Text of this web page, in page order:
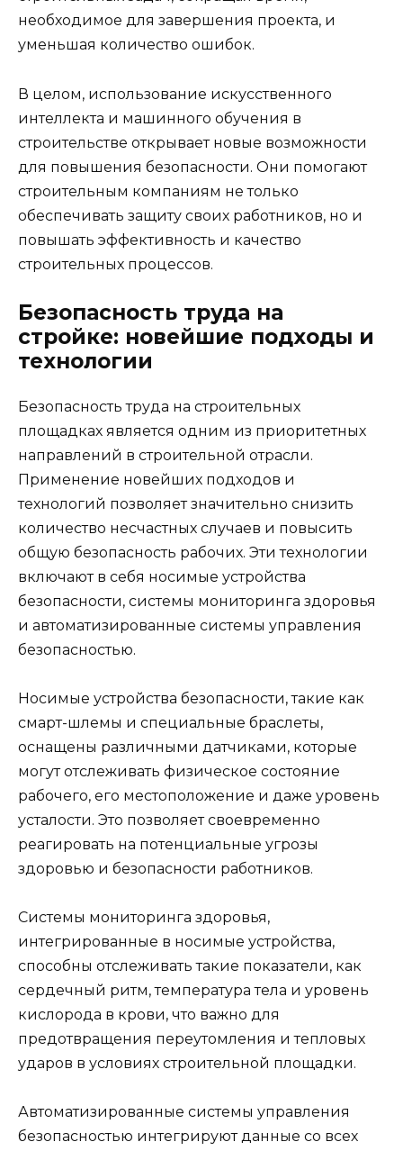
необходимое для завершения проекта, и
уменьшая количество ошибок.
В целом, использование искусственного
интеллекта и машинного обучения в
строительстве открывает новые возможности
для повышения безопасности. Они помогают
строительным компаниям не только
обеспечивать защиту своих работников, но и
повышать эффективность и качество
строительных процессов.
Безопасность труда на
стройке: новейшие подходы и
технологии
Безопасность труда на строительных
площадках является одним из приоритетных
направлений в строительной отрасли.
Применение новейших подходов и
технологий позволяет значительно снизить
количество несчастных случаев и повысить
общую безопасность рабочих. Эти технологии
включают в себя носимые устройства
безопасности, системы мониторинга здоровья
и автоматизированные системы управления
безопасностью.
Носимые устройства безопасности, такие как
смарт-шлемы и специальные браслеты,
оснащены различными датчиками, которые
могут отслеживать физическое состояние
рабочего, его местоположение и даже уровень
усталости. Это позволяет своевременно
реагировать на потенциальные угрозы
здоровью и безопасности работников.
Системы мониторинга здоровья,
интегрированные в носимые устройства,
способны отслеживать такие показатели, как
сердечный ритм, температура тела и уровень
кислорода в крови, что важно для
предотвращения переутомления и тепловых
ударов в условиях строительной площадки.
Автоматизированные системы управления
безопасностью интегрируют данные со всех